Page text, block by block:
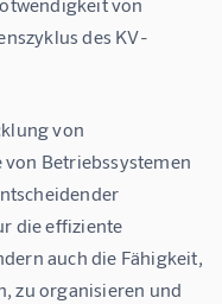
des KV-
von
von Betriebssystemen
die effiziente
auch die Fähigkeit,
zu organisieren und